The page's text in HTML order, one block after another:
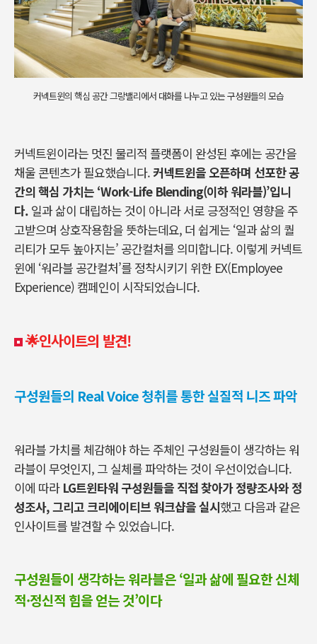
커넥트윈의 핵심 공간 그랑밸리에서 대화를 나누고 있는 구성원들의 모습
커넥트윈이라는 멋진 물리적 플랫폼이 완성된 후에는 공간을
채울 콘텐츠가 필요했습니다. 커넥트윈을 오픈하며 선포한 공
간의 핵심 가치는 ‘Work-Life Blending(이하 워라블)’입니
다. 일과 삶이 대립하는 것이 아니라 서로 긍정적인 영향을 주
고받으며 상호작용함을 뜻하는데요, 더 쉽게는 ‘일과 삶의 퀄
리티가 모두 높아지는’ 공간컬처를 의미합니다. 이렇게 커넥트
윈에 ‘워라블 공간컬처’를 정착시키기 위한 EX(Employee
Experience) 캠페인이 시작되었습니다.
🌟인사이트의 발견!
구성원들의 Real Voice 청취를 통한 실질적 니즈 파악
워라블 가치를 체감해야 하는 주체인 구성원들이 생각하는 워
라블이 무엇인지, 그 실체를 파악하는 것이 우선이었습니다.
이에 따라 LG트윈타워 구성원들을 직접 찾아가 정량조사와 정
성조사, 그리고 크리에이티브 워크샵을 실시했고 다음과 같은
인사이트를 발견할 수 있었습니다.
구성원들이 생각하는 워라블은 ‘일과 삶에 필요한 신체
적·정신적 힘을 얻는 것’이다